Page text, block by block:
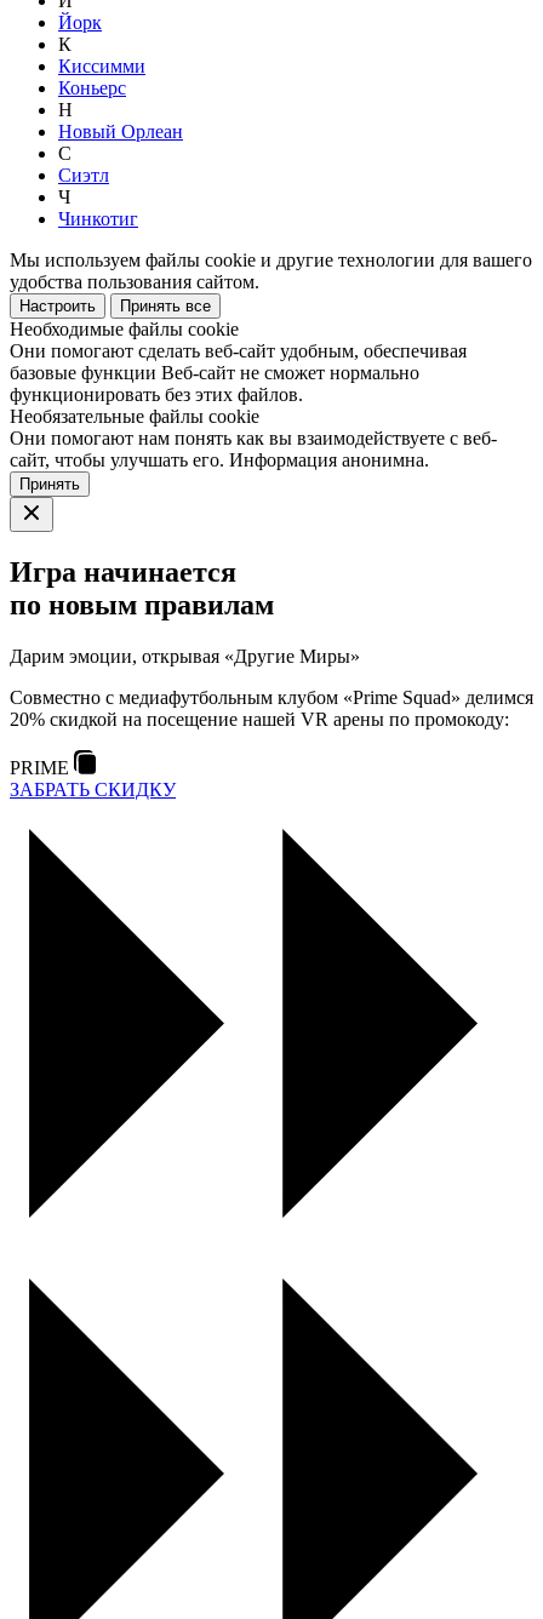
Йорк
К
Киссимми
Коньерс
Н
Новый Орлеан
С
Сиэтл
Ч
Чинкотиг
Мы используем файлы cookie и другие технологии для вашего
удобства пользования сайтом.
Настроить Принять все
Необходимые файлы cookie
Они помогают сделать веб-сайт удобным, обеспечивая
базовые функции Веб-сайт не сможет нормально
функционировать без этих файлов.
Необязательные файлы cookie
Они помогают нам понять как вы взаимодействуете с веб-
сайт, чтобы улучшать его. Информация анонимна.
Принять
Игра начинается
по новым правилам
Дарим эмоции, открывая «Другие Миры»
Совместно с медиафутбольным клубом «Prime Squad» делимся
20% скидкой на посещение нашей VR арены по промокоду:
PRIME
ЗАБРАТЬ СКИДКУ